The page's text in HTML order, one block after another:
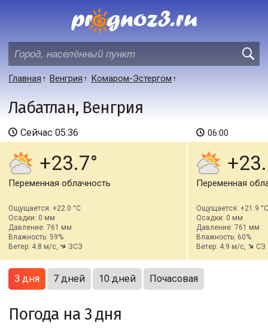
Главная Венгрия Комаром-Эстергом
Лабатлан, Венгрия
Сейчас 05:36
+23.7
Переменная облачность
Ощущается: +22.0 °C
Осадки: 0 мм
Давление: 761 мм
Влажность: 59%
Ветер: 4.8 м/с,
ЗСЗ
06:00
Переменная
Ощущается: +21.9 °C
Осадки: 0 мм
Давление: 761 мм
Влажность: 60%
Ветер: 4.9 м/с,
СЗ
3 дня 7 дней 10 дней Почасовая
Погода на 3 дня